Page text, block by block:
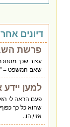
דיונים
פרשת
עצוב שכך
שאם המשפט =
למען יידע
פעם הראה לי
שהוא כל כך
אזיי,הו..